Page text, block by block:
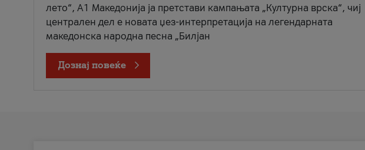
лето“, А1 Македонија ја претстави кампањата „Културна врска“, чиј
централен дел е новата џез-интерпретација на легендарната
македонска народна песна „Билјан
Дознај повеќе